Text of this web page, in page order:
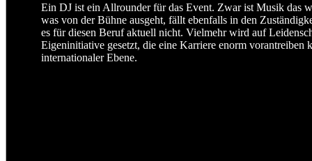
Ein DJ ist ein Allrounder für das Event. Zwar ist Musik das
was von der Bühne ausgeht, fällt ebenfalls in den
es für diesen Beruf aktuell nicht. Vielmehr wird auf
Eigeninitiative gesetzt, die eine Karriere enorm vorantreiben
internationaler Ebene.